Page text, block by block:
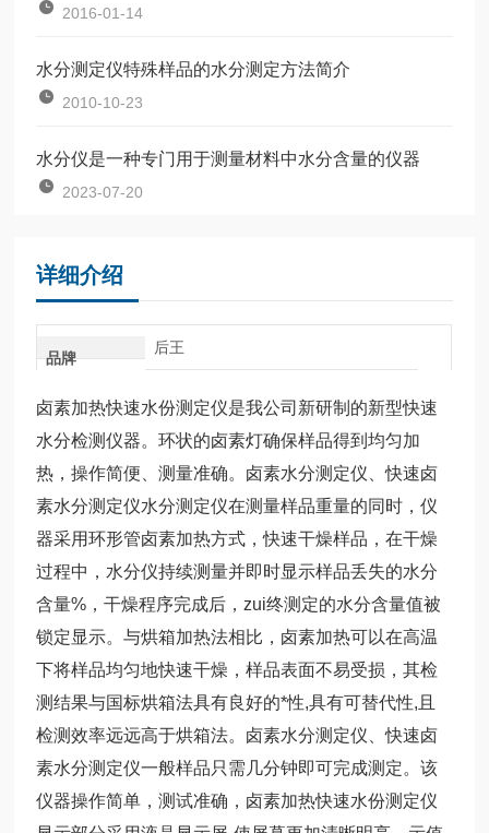
2016-01-14
水分测定仪特殊样品的水分测定方法简介
2010-10-23
水分仪是一种专门用于测量材料中水分含量的仪器
2023-07-20
详细介绍
品牌
后王
卤素加热快速水份测定仪是我公司新研制的新型快速
水分检测仪器。环状的卤素灯确保样品得到均匀加
热，操作简便、测量准确。卤素水分测定仪、快速卤
素水分测定仪水分测定仪在测量样品重量的同时，仪
器采用环形管卤素加热方式，快速干燥样品，在干燥
过程中，水分仪持续测量并即时显示样品丢失的水分
含量%，干燥程序完成后，zui终测定的水分含量值被
锁定显示。与烘箱加热法相比，卤素加热可以在高温
下将样品均匀地快速干燥，样品表面不易受损，其检
测结果与国标烘箱法具有良好的*性,具有可替代性,且
检测效率远远高于烘箱法。卤素水分测定仪、快速卤
素水分测定仪一般样品只需几分钟即可完成测定。该
仪器操作简单，测试准确， 卤素加热快速水份测定仪